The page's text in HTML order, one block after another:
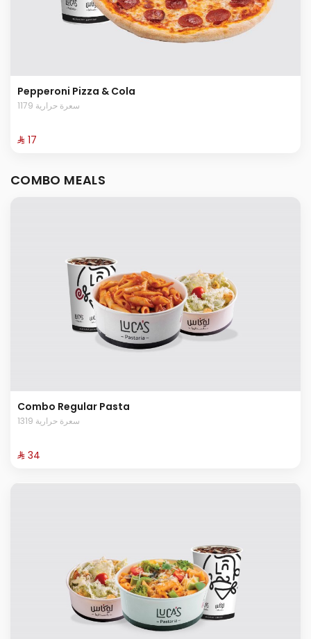
Pepperoni Pizza & Cola
1179 سعرة حرارية
⁨⁦‪‬ 17⁩
COMBO MEALS
Combo Regular Pasta
1319 سعرة حرارية
⁨⁦‪‬ 34⁩